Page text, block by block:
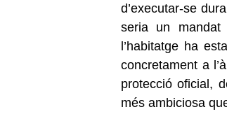
d’executar-se
seria un
l’habitatge ha
concretament a
protecció oficial,
més ambiciosa